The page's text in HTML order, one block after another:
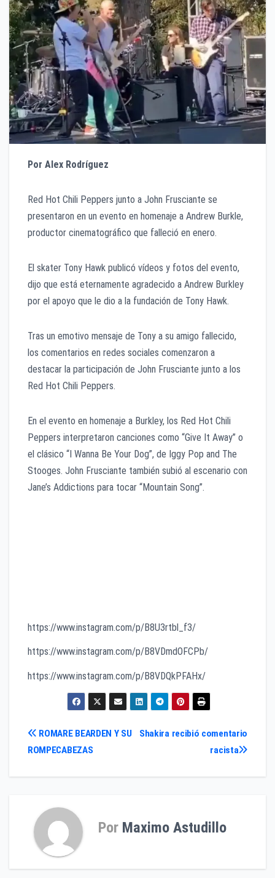
Por Alex Rodríguez
Red Hot Chili Peppers junto a John Frusciante se
presentaron en un evento en homenaje a Andrew Burkle,
productor cinematográfico que falleció en enero.
El skater Tony Hawk publicó vídeos y fotos del evento,
dijo que está eternamente agradecido a Andrew Burkley
por el apoyo que le dio a la fundación de Tony Hawk.
Tras un emotivo mensaje de Tony a su amigo fallecido,
los comentarios en redes sociales comenzaron a
destacar la participación de John Frusciante junto a los
Red Hot Chili Peppers.
En el evento en homenaje a Burkley, los Red Hot Chili
Peppers interpretaron canciones como “Give It Away” o
el clásico “I Wanna Be Your Dog”, de Iggy Pop and The
Stooges. John Frusciante también subió al escenario con
Jane’s Addictions para tocar “Mountain Song”.
https://www.instagram.com/p/B8U3rtbl_f3/
https://www.instagram.com/p/B8VDmdOFCPb/
https://www.instagram.com/p/B8VDQkPFAHx/
Navegación
Shakira recibió comentario
racista
ROMARE BEARDEN Y SU
ROMPECABEZAS
Por Maximo Astudillo